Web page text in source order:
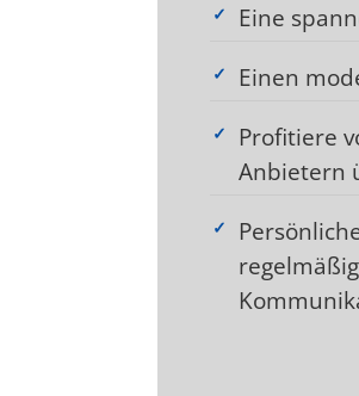
Eine
Einen
Profitiere
Anbietern